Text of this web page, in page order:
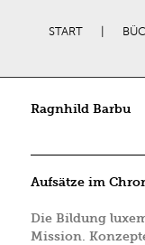
START
Ragnhild Barbu
Aufsätze im
Die Bildung
Mission.